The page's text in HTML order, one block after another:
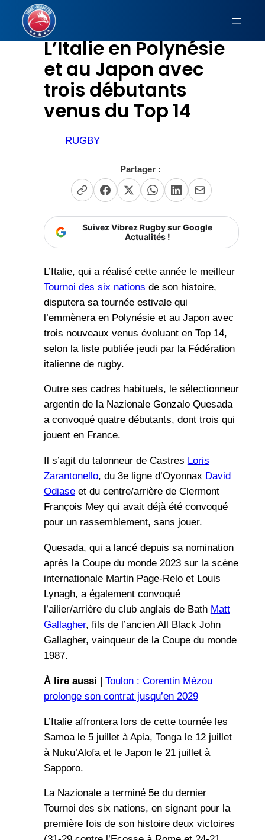
Aller
contenu L’Italie en Polynésie
et au Japon avec
trois débutants
venus du Top 14
RUGBY
Partager :
Suivez Vibrez Rugby sur Google
Actualités !
L’Italie, qui a réalisé cette année le meilleur
Tournoi des six nations de son histoire,
disputera sa tournée estivale qui
l’emmènera en Polynésie et au Japon avec
trois nouveaux venus évoluant en Top 14,
selon la liste publiée jeudi par la Fédération
italienne de rugby.
Outre ses cadres habituels, le sélectionneur
argentin de la Nazionale Gonzalo Quesada
a convoqué quatre débutants, dont trois qui
jouent en France.
Il s’agit du talonneur de Castres Loris
Zarantonello, du 3e ligne d’Oyonnax David
Odiaseet du centre/arrière de Clermont
François Mey qui avait déjà été convoqué
pour un rassemblement, sans jouer.
Quesada, qui a lancé depuis sa nomination
après la Coupe du monde 2023 sur la scène
internationale Martin Page-Relo et Louis
Lynagh, a également convoqué
l’ailier/arrière du club anglais de Bath Matt
Gallagher, fils de l’ancien All Black John
Gallagher, vainqueur de la Coupe du monde
1987.
À lire aussi | Toulon : Corentin Mézou
prolonge son contrat jusqu’en 2029
L’Italie affrontera lors de cette tournée les
Samoa le 5 juillet à Apia, Tonga le 12 juillet
à Nuku’Alofa et le Japon le 21 juillet à
Sapporo.
La Nazionale a terminé 5e du dernier
Tournoi des six nations, en signant pour la
première fois de son histoire deux victoires